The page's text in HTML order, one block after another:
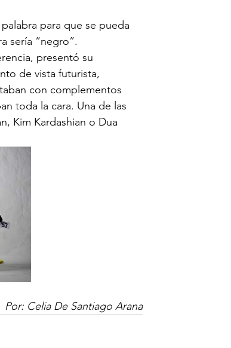
para que se pueda
sería “negro”.
presentó su
de vista futurista,
con complementos
toda la cara. Una de las
Kim Kardashian o Dua
Por: Celia De Santiago Arana